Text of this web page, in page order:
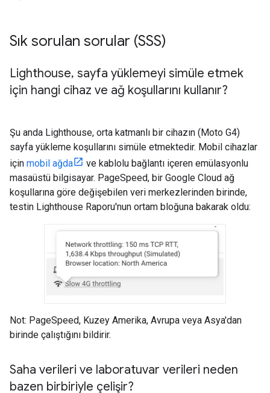
Sık sorulan sorular (SSS)
Lighthouse, sayfa yüklemeyi simüle etmek
için hangi cihaz ve ağ koşullarını kullanır?
Şu anda Lighthouse, orta katmanlı bir cihazın (Moto G4)
sayfa yükleme koşullarını simüle etmektedir. Mobil cihazlar
için mobil ağda
ve kablolu bağlantı içeren emülasyonlu
masaüstü bilgisayar. PageSpeed, bir Google Cloud ağ
koşullarına göre değişebilen veri merkezlerinden birinde,
testin Lighthouse Raporu'nun ortam bloğuna bakarak oldu:
Not: PageSpeed, Kuzey Amerika, Avrupa veya Asya'dan
birinde çalıştığını bildirir.
Saha verileri ve laboratuvar verileri neden
bazen birbiriyle çelişir?